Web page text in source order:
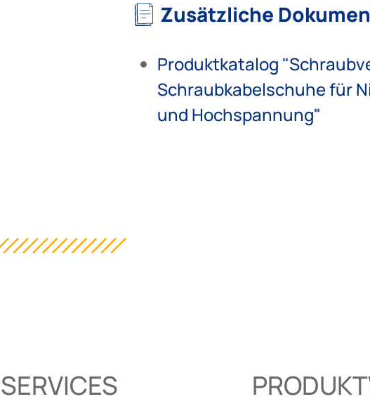
Zusätzliche
Produktkatalog
Schraubkabelschuhe für
und Hochspannung"
SERVICES